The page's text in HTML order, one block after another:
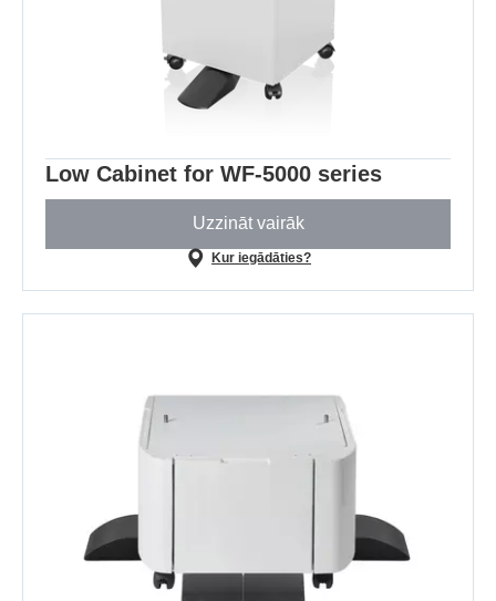
Low Cabinet for WF-5000 series
Uzzināt vairāk
Kur iegādāties?